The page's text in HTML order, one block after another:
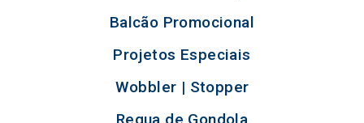
Balcão Promocional
Projetos Especiais
Wobbler | Stopper